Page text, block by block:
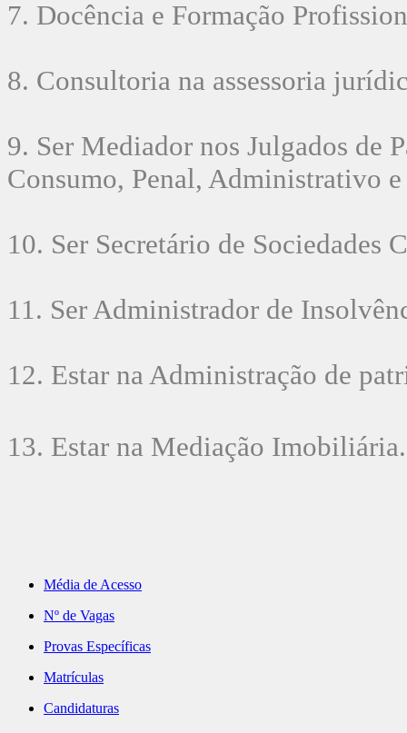
7. Docência e Formação
8. Consultoria na assessoria
9. Ser Mediador nos Julgados de
Consumo, Penal, Administrativo
10. Ser Secretário de Sociedades
11. Ser Administrador de
12. Estar na Administração de
13. Estar na Mediação Imobiliária.
Média de Acesso
Nº de Vagas
Provas Específicas
Matrículas
Candidaturas